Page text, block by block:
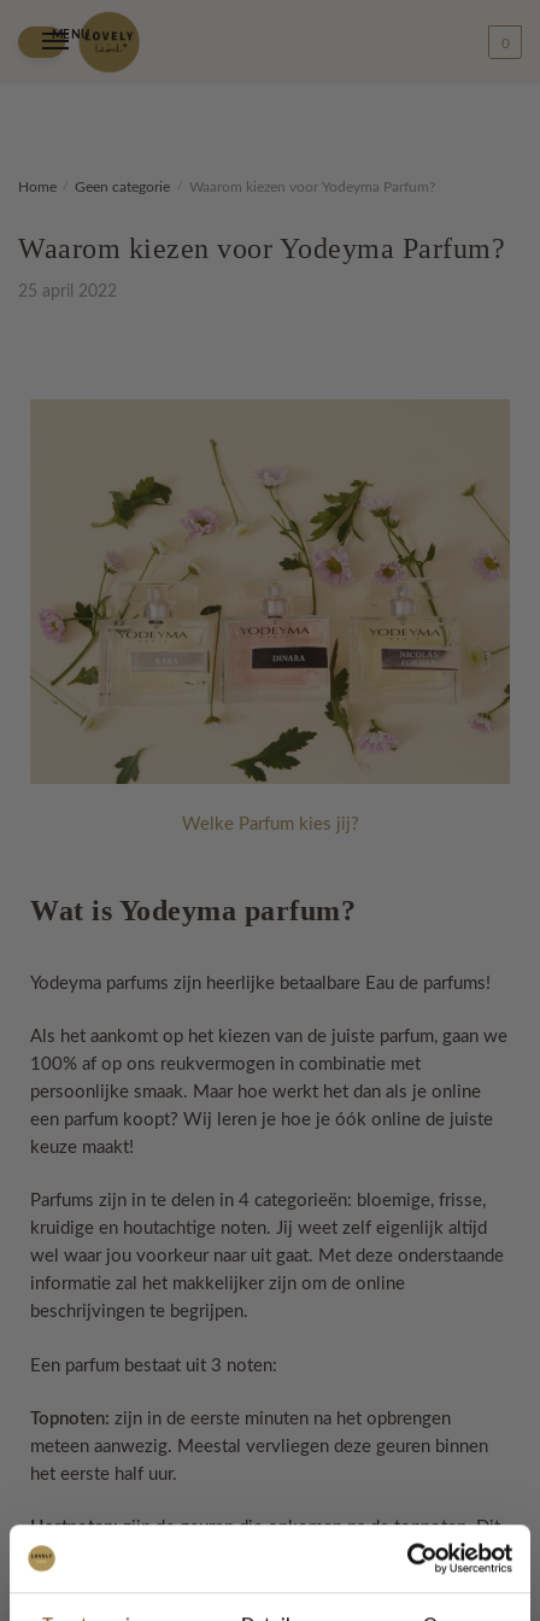
MENU
0
Home / Geen categorie / Waarom kiezen voor Yodeyma Parfum?
Waarom kiezen voor Yodeyma Parfum?
25 april 2022
Welke Parfum kies jij?
Wat is Yodeyma parfum?
Yodeyma parfums zijn heerlijke betaalbare Eau de parfums!
Als het aankomt op het kiezen van de juiste parfum, gaan we
100% af op ons reukvermogen in combinatie met
persoonlijke smaak. Maar hoe werkt het dan als je online
een parfum koopt? Wij leren je hoe je óók online de juiste
keuze maakt!
Parfums zijn in te delen in 4 categorieën: bloemige, frisse,
kruidige en houtachtige noten. Jij weet zelf eigenlijk altijd
wel waar jou voorkeur naar uit gaat. Met deze onderstaande
informatie zal het makkelijker zijn om de online
beschrijvingen te begrijpen.
Een parfum bestaat uit 3 noten:
Topnoten: zijn in de eerste minuten na het opbrengen
meteen aanwezig. Meestal vervliegen deze geuren binnen
het eerste half uur.
Hartnoten:zijn de geuren die opkomen na de topnoten. Dit
is de belangrijkste fase van de parfum.